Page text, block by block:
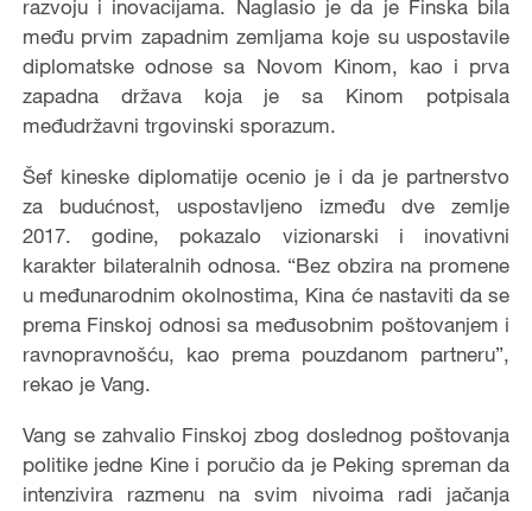
razvoju i inovacijama. Naglasio je da je Finska bila
među prvim zapadnim zemljama koje su uspostavile
diplomatske odnose sa Novom Kinom, kao i prva
zapadna država koja je sa Kinom potpisala
međudržavni trgovinski sporazum.
Šef kineske diplomatije ocenio je i da je partnerstvo
za budućnost, uspostavljeno između dve zemlje
2017. godine, pokazalo vizionarski i inovativni
karakter bilateralnih odnosa. “Bez obzira na promene
u međunarodnim okolnostima, Kina će nastaviti da se
prema Finskoj odnosi sa međusobnim poštovanjem i
ravnopravnošću, kao prema pouzdanom partneru”,
rekao je Vang.
Vang se zahvalio Finskoj zbog doslednog poštovanja
politike jedne Kine i poručio da je Peking spreman da
intenzivira razmenu na svim nivoima radi jačanja